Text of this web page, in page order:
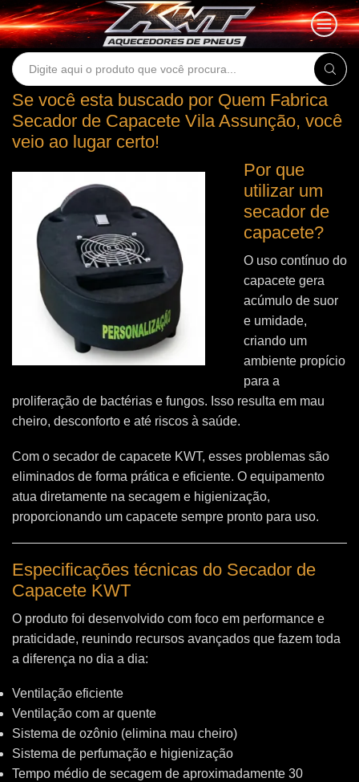
Search
Se você esta buscado por Quem Fabrica
Secador de Capacete Vila Assunção, você
veio ao lugar certo!
Por que
utilizar um
secador de
capacete?
O uso contínuo do
capacete gera
acúmulo de suor
e umidade,
criando um
ambiente propício
para a
proliferação de bactérias e fungos. Isso resulta em mau
cheiro, desconforto e até riscos à saúde.
Com o secador de capacete KWT, esses problemas são
eliminados de forma prática e eficiente. O equipamento
atua diretamente na secagem e higienização,
proporcionando um capacete sempre pronto para uso.
Especificações técnicas do Secador de
Capacete KWT
O produto foi desenvolvido com foco em performance e
praticidade, reunindo recursos avançados que fazem toda
a diferença no dia a dia:
Ventilação eficiente
Ventilação com ar quente
Sistema de ozônio (elimina mau cheiro)
Sistema de perfumação e higienização
Tempo médio de secagem de aproximadamente 30